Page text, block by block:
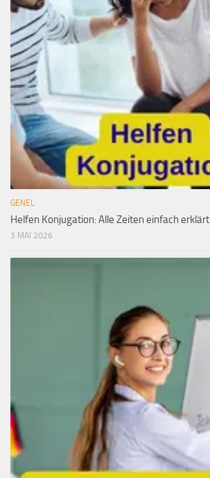
GENEL
Helfen Konjugation: Alle Zeiten einfach erklärt
3 MAI 2026